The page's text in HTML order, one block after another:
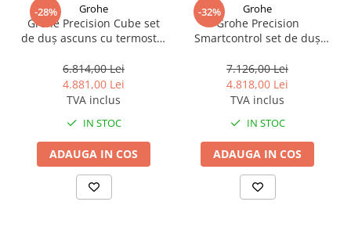
-28% Grohe
Grohe Precision Cube set
de duș ascuns cu termostat
6.814,00 Lei
4.881,00 Lei
TVA inclus
IN STOC
ADAUGA IN COS
-32% Grohe
Grohe Precision
Smartcontrol set de duș
crom 34877000
7.126,00 Lei
4.818,00 Lei
TVA inclus
IN STOC
ADAUGA IN COS